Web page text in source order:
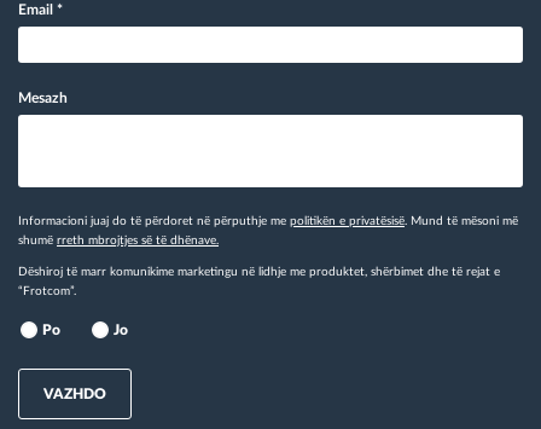
Email *
Mesazh
Informacioni juaj do të përdoret në përputhje me politikën e privatësisë . Mund të mësoni më
shumë rreth mbrojtjes së të dhënave.
Dëshiroj të marr komunikime marketingu në lidhje me produktet, shërbimet dhe të rejat e
“Frotcom”.
Po Jo
VAZHDO